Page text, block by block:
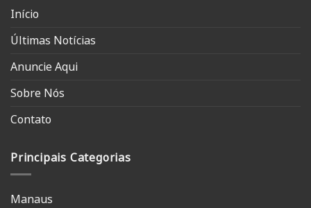
Início
Últimas Notícias
Anuncie Aqui
Sobre Nós
Contato
Principais Categorias
Manaus